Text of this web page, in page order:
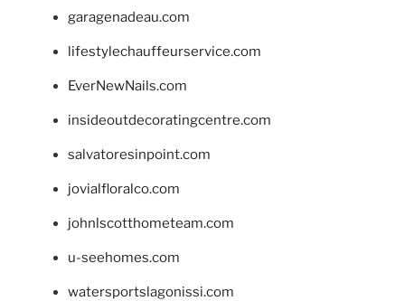
garagenadeau.com
lifestylechauffeurservice.com
EverNewNails.com
insideoutdecoratingcentre.com
salvatoresinpoint.com
jovialfloralco.com
johnlscotthometeam.com
u-seehomes.com
watersportslagonissi.com